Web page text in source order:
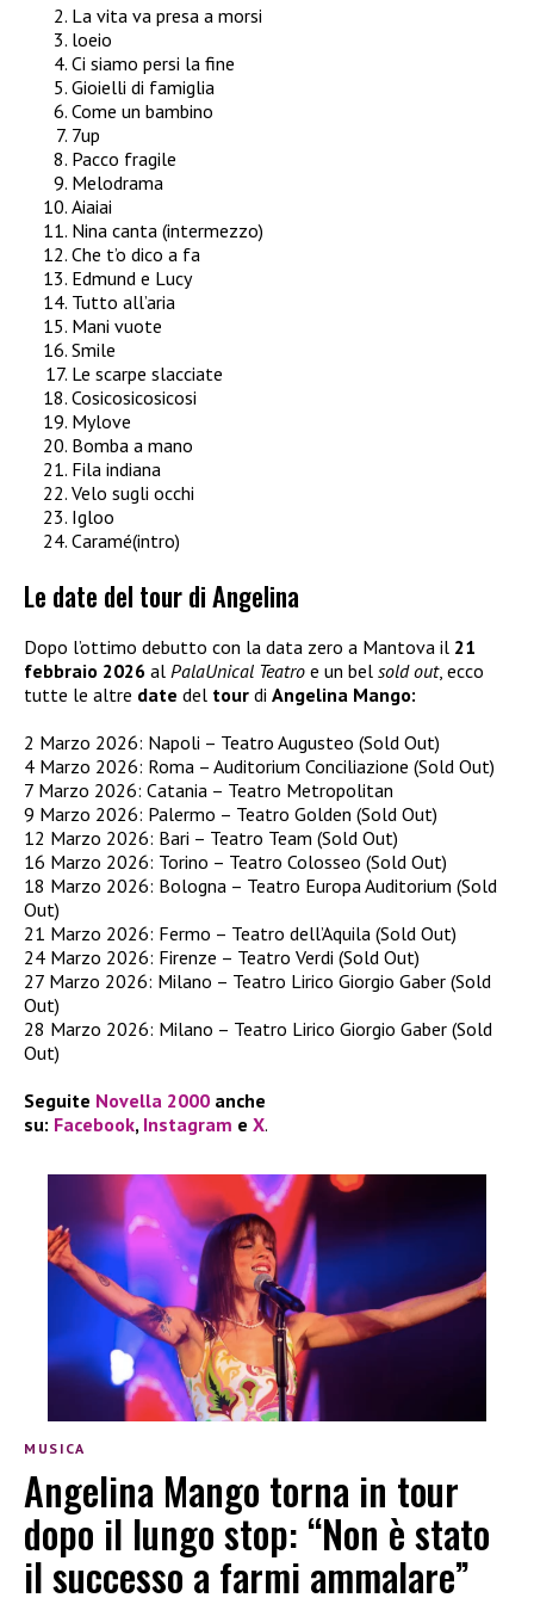
La vita va presa a morsi
loeio
Ci siamo persi la fine
Gioielli di famiglia
Come un bambino
7up
Pacco fragile
Melodrama
Aiaiai
Nina canta (intermezzo)
Che t’o dico a fa
Edmund e Lucy
Tutto all’aria
Mani vuote
Smile
Le scarpe slacciate
Cosicosicosicosi
Mylove
Bomba a mano
Fila indiana
Velo sugli occhi
Igloo
Caramé(intro)
Le date del tour di Angelina
Dopo l’ottimo debutto con la data zero a Mantova il 21
febbraio 2026 al PalaUnical Teatro e un bel sold out, ecco
tutte le altre date del tour di Angelina Mango:
2 Marzo 2026: Napoli – Teatro Augusteo (Sold Out)
4 Marzo 2026: Roma – Auditorium Conciliazione (Sold Out)
7 Marzo 2026: Catania – Teatro Metropolitan
9 Marzo 2026: Palermo – Teatro Golden (Sold Out)
12 Marzo 2026: Bari – Teatro Team (Sold Out)
16 Marzo 2026: Torino – Teatro Colosseo (Sold Out)
18 Marzo 2026: Bologna – Teatro Europa Auditorium (Sold
Out)
21 Marzo 2026: Fermo – Teatro dell’Aquila (Sold Out)
24 Marzo 2026: Firenze – Teatro Verdi (Sold Out)
27 Marzo 2026: Milano – Teatro Lirico Giorgio Gaber (Sold
Out)
28 Marzo 2026: Milano – Teatro Lirico Giorgio Gaber (Sold
Out)
Seguite Novella 2000 anche
su: Facebook, Instagram e X.
MUSICA
Angelina Mango torna in tour
dopo il lungo stop: “Non è stato
il successo a farmi ammalare”